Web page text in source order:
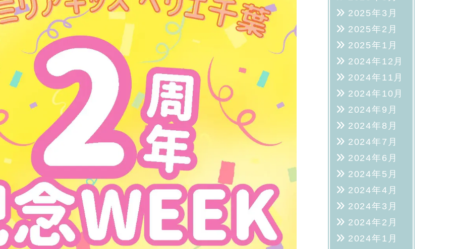
2025年3月
2025年2月
2025年1月
2024年12月
2024年11月
2024年10月
2024年9月
2024年8月
2024年7月
2024年6月
2024年5月
2024年4月
2024年3月
2024年2月
2024年1月